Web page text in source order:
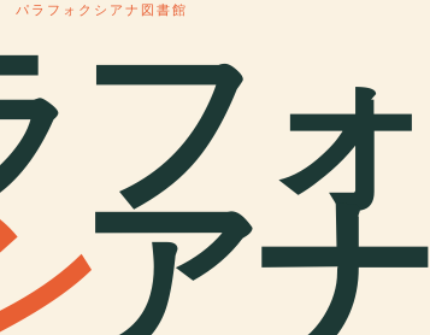
パラフォクシアナ図書館
フォ
アナ